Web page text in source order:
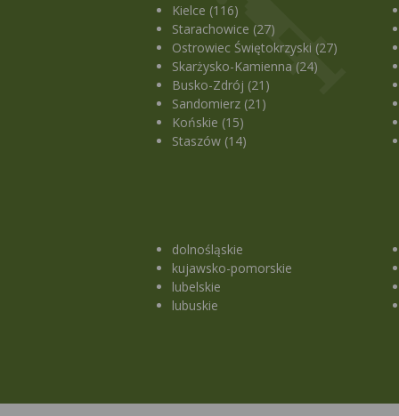
Kielce (116)
Starachowice (27)
Ostrowiec Świętokrzyski (27)
Skarżysko-Kamienna (24)
Busko-Zdrój (21)
Sandomierz (21)
Końskie (15)
Staszów (14)
dolnośląskie
kujawsko-pomorskie
lubelskie
lubuskie